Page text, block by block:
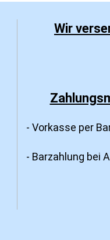
Wir
- Vorkasse per
- Barzahlung bei